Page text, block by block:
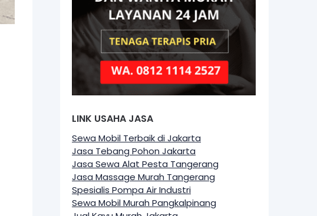
LINK USAHA JASA
Sewa Mobil Terbaik di Jakarta
Jasa Tebang Pohon Jakarta
Jasa Sewa Alat Pesta Tangerang
Jasa Massage Murah Tangerang
Spesialis Pompa Air Industri
Sewa Mobil Murah Pangkalpinang